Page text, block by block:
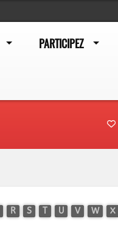
PARTICIPEZ
R S T U V W
X